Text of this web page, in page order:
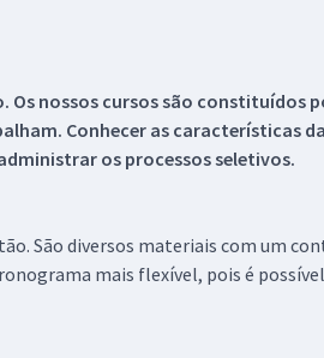
Os nossos cursos são constituídos
Conhecer as características
os processos seletivos.
São diversos materiais com um
mais flexível, pois é